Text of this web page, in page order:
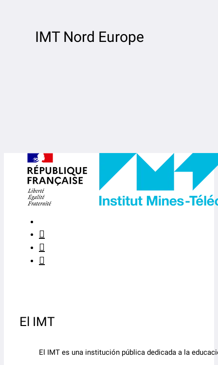
IMT Nord Europe
El IMT
El IMT es una institución pública dedicada a la